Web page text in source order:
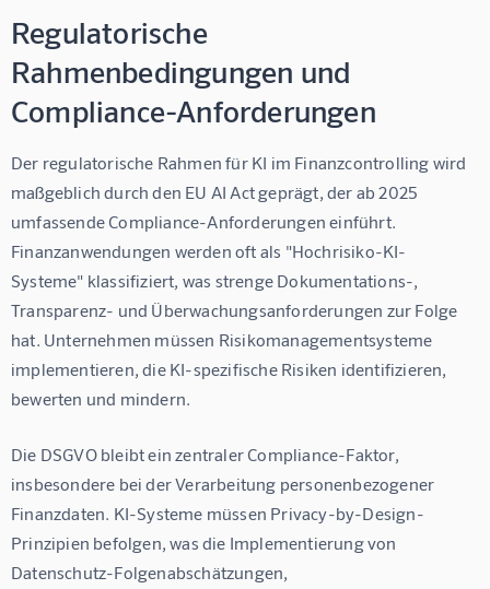
Regulatorische
Rahmenbedingungen und
Compliance-Anforderungen
Der regulatorische Rahmen für KI im Finanzcontrolling wird
maßgeblich durch den EU AI Act geprägt, der ab 2025
umfassende Compliance-Anforderungen einführt.
Finanzanwendungen werden oft als "Hochrisiko-KI-
Systeme" klassifiziert, was strenge Dokumentations-,
Transparenz- und Überwachungsanforderungen zur Folge
hat. Unternehmen müssen Risikomanagementsysteme
implementieren, die KI-spezifische Risiken identifizieren,
bewerten und mindern.
Die DSGVO bleibt ein zentraler Compliance-Faktor,
insbesondere bei der Verarbeitung personenbezogener
Finanzdaten. KI-Systeme müssen Privacy-by-Design-
Prinzipien befolgen, was die Implementierung von
Datenschutz-Folgenabschätzungen,